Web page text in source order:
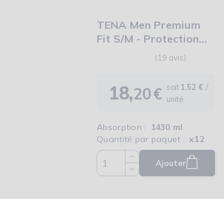
TENA Men Premium
Fit S/M - Protection
urinaire homme
Prix
18,20€ soit 1.52 € /
unité
Absorption :
1430 ml
Quantité par paquet : x12
QuantitéAjouter